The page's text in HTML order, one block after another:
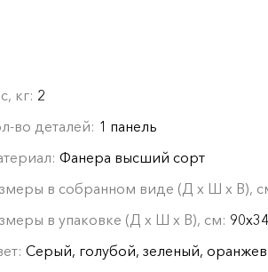
кг: 2
во деталей: 1 панель
Фанера высший сорт
в собранном виде (Д х Ш х В),
в упаковке (Д х Ш х В), см:
Серый, голубой, зеленый,